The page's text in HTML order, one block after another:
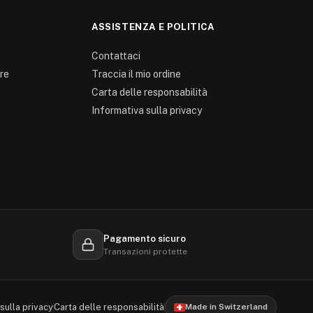
ASSISTENZA E POLITICA
Contattaci
Traccia il mio ordine
Carta delle responsabilità
Informativa sulla privacy
Pagamento sicuro
Transazioni protette
privacyCarta delle responsabilità Made in Switzerland